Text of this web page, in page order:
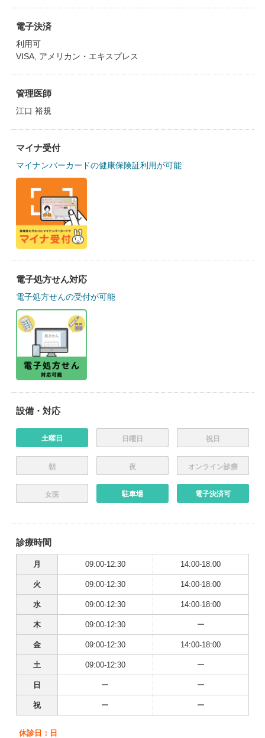
電子決済
利用可
VISA, アメリカン・エキスプレス
管理医師
江口 裕規
マイナ受付
マイナンバーカードの健康保険証利用が可能
電子処方せん対応
電子処方せんの受付が可能
設備・対応
土曜日 日曜日 祝日
朝 夜 オンライン診療
女医 駐車場 電子決済可
診療時間
月 09:00-12:30 14:00-18:00
火 09:00-12:30 14:00-18:00
水 09:00-12:30 14:00-18:00
木 09:00-12:30 ー
金 09:00-12:30 14:00-18:00
土 09:00-12:30 ー
日 ー ー
祝 ー ー
休診日：日